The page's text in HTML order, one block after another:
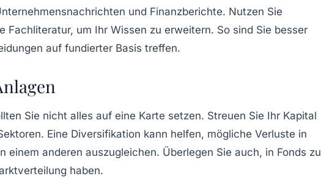
und Finanzberichte. Nutzen Sie
Fachliteratur, um Ihr Wissen zu erweitern. So sind Sie besser
auf fundierter Basis treffen.
Sie nicht alles auf eine Karte setzen. Streuen Sie Ihr Kapital
Eine Diversifikation kann helfen, mögliche Verluste in
einem anderen auszugleichen. Überlegen Sie auch, in Fonds zu
haben.